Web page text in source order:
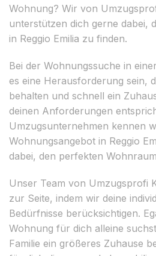
Wohnung? Wir von
unterstützen dich gerne dabei,
in Reggio Emilia zu finden.
Bei der Wohnungssuche in
es eine Herausforderung sein,
behalten und schnell ein
deinen Anforderungen
Umzugsunternehmen kennen
Wohnungsangebot in Reggio
dabei, den perfekten
Unser Team von Umzugsprofi
zur Seite, indem wir deine
Bedürfnisse berücksichtigen.
Wohnung für dich alleine
Familie ein größeres Zuhause